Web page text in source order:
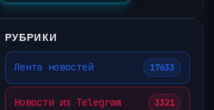
РУБРИКИ
Лента новостей 17633
Новости из Telegram 3321